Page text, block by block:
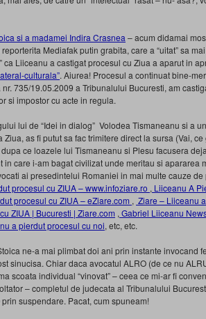
si a madamei Indira Crasnea – acum didamai
Mediafak putin grabita, care a “uitat” sa
ca Liiceanu a castigat procesul cu Ziua a aparut in
culturala”. Aiurea! Procesul a continuat bine-
735/19.05.2009 a Tribunalului Bucuresti, am
si impostor cu acte in regula.
lui de “Idei in dialog” Volodea Tismaneanu si a
Ziua, as fi putut sa fac trimitere direct la sursa (Vai,
ce loazele lui Tismaneanu si Plesu facusera
in care i-am bagat civilizat unde meritau si apararea
ai presedintelui Romaniei in mai multe cauze
procesul cu ZIUA – www.infoziare.ro , Liiceanu A
procesul cu ZIUA – eZiare.com , Ziare – Liiceanu
ZIUA | Bucuresti | Ziare.com , Gabriel Liiceanu
a pierdut procesul cu noi, etc, etc.
ne-a mai plimbat doi ani prin instante invocand
sinucisa. Chiar daca avocatul ALRO (de ce nu
scoata individual “vinovat” – ceea ce mi-ar fi
– completul de judecata al Tribunalului
suspendare. Pacat, cum spuneam!